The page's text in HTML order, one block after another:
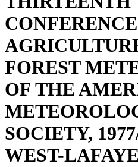
FOREST
OF THE
SOCIETY,
WEST-